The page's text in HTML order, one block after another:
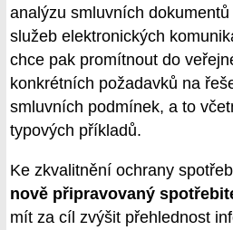
analýzu smluvních
služeb elektronických
chce pak promítnout do
konkrétních požadavků na
smluvních podmínek, a to
typových příkladů.
Ke zkvalitnění ochrany
nově připravovaný
mít za cíl zvýšit přehlednost